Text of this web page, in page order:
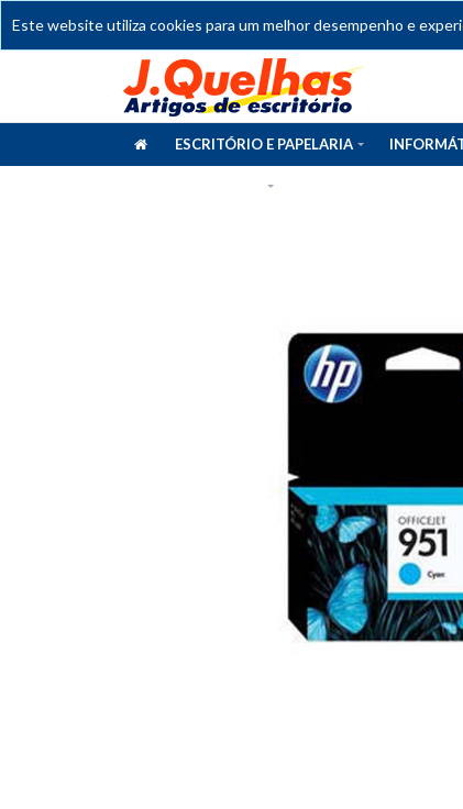
Este website utiliza cookies para um melhor desempenho e
ESCRITÓRIO E PAPELARIA